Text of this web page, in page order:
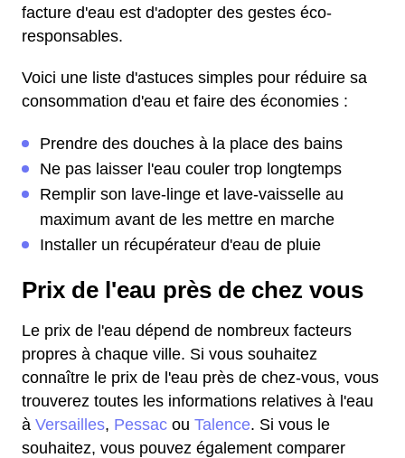
facture d'eau est d'adopter des gestes éco-
responsables.
Voici une liste d'astuces simples pour réduire sa
consommation d'eau et faire des économies :
Prendre des douches à la place des bains
Ne pas laisser l'eau couler trop longtemps
Remplir son lave-linge et lave-vaisselle au
maximum avant de les mettre en marche
Installer un récupérateur d'eau de pluie
Prix de l'eau près de chez vous
Le prix de l'eau dépend de nombreux facteurs
propres à chaque ville. Si vous souhaitez
connaître le prix de l'eau près de chez-vous, vous
trouverez toutes les informations relatives à l'eau
à Versailles, Pessac ou Talence. Si vous le
souhaitez, vous pouvez également comparer